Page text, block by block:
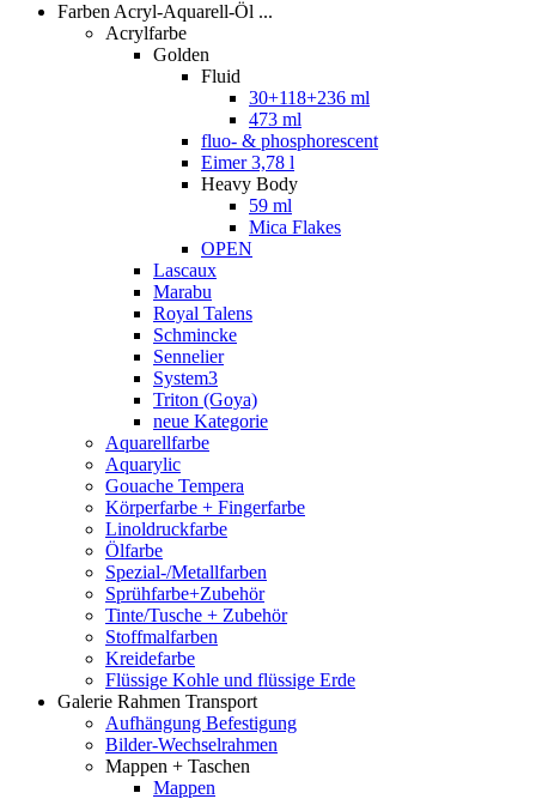
Farben Acryl-Aquarell-Öl ...
Acrylfarbe
Golden
Fluid
30+118+236 ml
473 ml
fluo- & phosphorescent
Eimer 3,78 l
Heavy Body
59 ml
Mica Flakes
OPEN
Lascaux
Marabu
Royal Talens
Schmincke
Sennelier
System3
Triton (Goya)
neue Kategorie
Aquarellfarbe
Aquarylic
Gouache Tempera
Körperfarbe + Fingerfarbe
Linoldruckfarbe
Ölfarbe
Spezial-/Metallfarben
Sprühfarbe+Zubehör
Tinte/Tusche + Zubehör
Stoffmalfarben
Kreidefarbe
Flüssige Kohle und flüssige Erde
Galerie Rahmen Transport
Aufhängung Befestigung
Bilder-Wechselrahmen
Mappen + Taschen
Mappen